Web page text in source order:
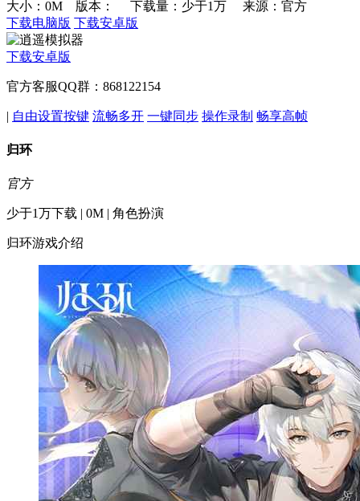
大小：0M 版本： 下载量：少于1万
来源：官方
下载电脑版 下载安卓版
下载安卓版
官方客服QQ群：868122154
| 自由设置按键 流畅多开 一键同步 操作录制 畅享高帧
归环
官方
少于1万下载 | 0M | 角色扮演
归环游戏介绍